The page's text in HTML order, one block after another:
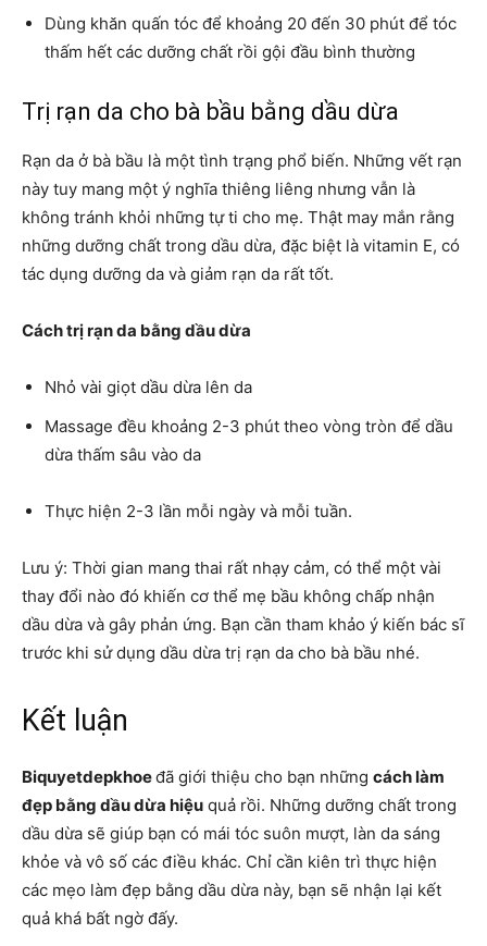
Dùng khăn quấn tóc để khoảng 20 đến 30 phút để tóc
thấm hết các dưỡng chất rồi gội đầu bình thường
Trị rạn da cho bà bầu bằng dầu dừa
Rạn da ở bà bầu là một tình trạng phổ biến. Những vết rạn
này tuy mang một ý nghĩa thiêng liêng nhưng vẫn là
không tránh khỏi những tự ti cho mẹ. Thật may mắn rằng
những dưỡng chất trong dầu dừa, đặc biệt là vitamin E, có
tác dụng dưỡng da và giảm rạn da rất tốt.
Cách trị rạn da bằng dầu dừa
Nhỏ vài giọt dầu dừa lên da
Massage đều khoảng 2-3 phút theo vòng tròn để dầu
dừa thấm sâu vào da
Thực hiện 2-3 lần mỗi ngày và mỗi tuần.
Lưu ý: Thời gian mang thai rất nhạy cảm, có thể một vài
thay đổi nào đó khiến cơ thể mẹ bầu không chấp nhận
dầu dừa và gây phản ứng. Bạn cần tham khảo ý kiến bác sĩ
trước khi sử dụng dầu dừa trị rạn da cho bà bầu nhé.
Kết luận
Biquyetdepkhoeđã giới thiệu cho bạn những cách làm
đẹp bằng dầu dừa hiệu quả rồi. Những dưỡng chất trong
dầu dừa sẽ giúp bạn có mái tóc suôn mượt, làn da sáng
khỏe và vô số các điều khác. Chỉ cần kiên trì thực hiện
các mẹo làm đẹp bằng dầu dừa này, bạn sẽ nhận lại kết
quả khá bất ngờ đấy.